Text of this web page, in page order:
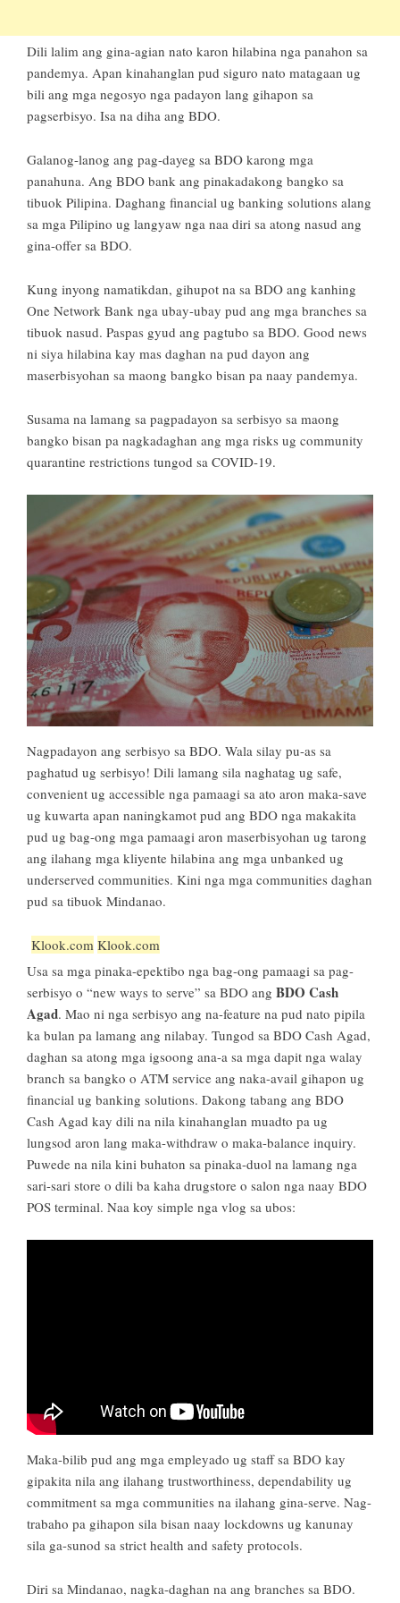
Dili lalim ang gina-agian nato karon hilabina nga panahon sa
pandemya. Apan kinahanglan pud siguro nato matagaan ug
bili ang mga negosyo nga padayon lang gihapon sa
pagserbisyo. Isa na diha ang BDO.
Galanog-lanog ang pag-dayeg sa BDO karong mga
panahuna. Ang BDO bank ang pinakadakong bangko sa
tibuok Pilipina. Daghang financial ug banking solutions alang
sa mga Pilipino ug langyaw nga naa diri sa atong nasud ang
gina-offer sa BDO.
Kung inyong namatikdan, gihupot na sa BDO ang kanhing
One Network Bank nga ubay-ubay pud ang mga branches sa
tibuok nasud. Paspas gyud ang pagtubo sa BDO. Good news
ni siya hilabina kay mas daghan na pud dayon ang
maserbisyohan sa maong bangko bisan pa naay pandemya.
Susama na lamang sa pagpadayon sa serbisyo sa maong
bangko bisan pa nagkadaghan ang mga risks ug community
quarantine restrictions tungod sa COVID-19.
Nagpadayon ang serbisyo sa BDO. Wala silay pu-as sa
paghatud ug serbisyo! Dili lamang sila naghatag ug safe,
convenient ug accessible nga pamaagi sa ato aron maka-save
ug kuwarta apan naningkamot pud ang BDO nga makakita
pud ug bag-ong mga pamaagi aron maserbisyohan ug tarong
ang ilahang mga kliyente hilabina ang mga unbanked ug
underserved communities. Kini nga mga communities daghan
pud sa tibuok Mindanao.
Klook.com Klook.com
Usa sa mga pinaka-epektibo nga bag-ong pamaagi sa pag-
serbisyo o “new ways to serve” sa BDO ang BDO Cash
Agad. Mao ni nga serbisyo ang na-feature na pud nato pipila
ka bulan pa lamang ang nilabay. Tungod sa BDO Cash Agad,
daghan sa atong mga igsoong ana-a sa mga dapit nga walay
branch sa bangko o ATM service ang naka-avail gihapon ug
financial ug banking solutions. Dakong tabang ang BDO
Cash Agad kay dili na nila kinahanglan muadto pa ug
lungsod aron lang maka-withdraw o maka-balance inquiry.
Puwede na nila kini buhaton sa pinaka-duol na lamang nga
sari-sari store o dili ba kaha drugstore o salon nga naay BDO
POS terminal. Naa koy simple nga vlog sa ubos:
Maka-bilib pud ang mga empleyado ug staff sa BDO kay
gipakita nila ang ilahang trustworthiness, dependability ug
commitment sa mga communities na ilahang gina-serve. Nag-
trabaho pa gihapon sila bisan naay lockdowns ug kanunay
sila ga-sunod sa strict health and safety protocols.
Diri sa Mindanao, nagka-daghan na ang branches sa BDO.